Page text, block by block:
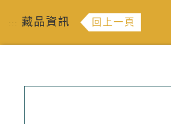
::: 藏品資訊 回上一頁